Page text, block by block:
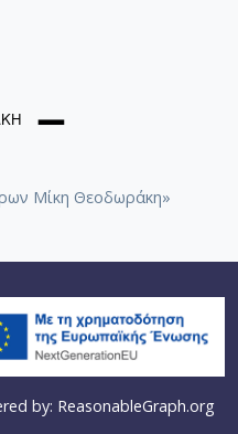
Μίκη Θεοδωράκη»
by: ReasonableGraph.org